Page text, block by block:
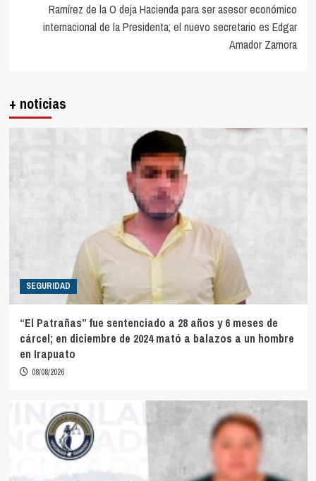
Ramírez de la O deja Hacienda para ser asesor económico
internacional de la Presidenta; el nuevo secretario es Edgar
Amador Zamora
+ noticias
SEGURIDAD
“El Patrañas” fue sentenciado a 28 años y 6 meses de
cárcel; en diciembre de 2024 mató a balazos a un hombre
en Irapuato
08/08/2026